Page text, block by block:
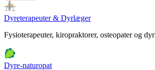
Dyreterapeuter & Dyrlæger
Fysioterapeuter, kiropraktorer, osteopater og
Dyre-naturopat